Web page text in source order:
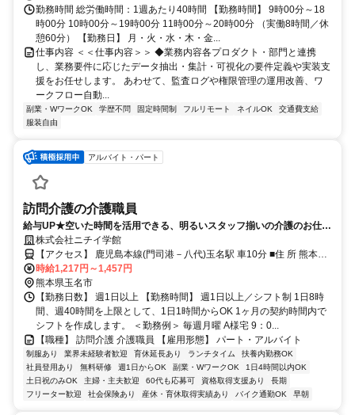
勤務時間 総労働時間：1週あたり40時間 【勤務時間】 9時00分～18
時00分 10時00分～19時00分 11時00分～20時00分 （実働8時間／休
憩60分） 【勤務日】 月・火・水・木・金...
仕事内容 ＜＜仕事内容＞＞ ◆業務内容各プロダクト・部門と連携
し、業務要件に応じたデータ抽出・集計・可視化の要件定義や実装支
援をお任せします。 あわせて、監査ログや権限管理の運用改善、ワ
ークフロー自動...
副業・WワークOK 学歴不問 固定時間制 フルリモート ネイルOK
交通費支給
服装自由
アルバイト・パート
訪問介護の介護職員
給与UP★空いた時間を活用できる、明るいスタッフ揃いの介護のお仕
事！まずは週1から、短時間でも大丈夫です。主婦・主夫、中高年の介
護スタッフも活躍中！資格はあるけど未経験の方、ブランクのある方、
ぜひあなたの力を活かしてください!!
株式会社ニチイ学館
【アクセス】 鹿児島本線(門司港－八代)玉名駅 車10分 ■住 所 熊本県
玉名市 滑石2621番1 ■アクセス 鹿児島本線(門司港－八代)玉名駅 車
10分
時給1,217円～1,457円
熊本県玉名市
【勤務日数】 週1日以上 【勤務時間】 週1日以上／シフト制 1日8時
間、週40時間を上限として、1日1時間からOK 1ヶ月の契約時間内で
シフトを作成します。 ＜勤務例＞ 毎週月曜 A様宅 9：0...
【職種】 訪問介護 介護職員 【雇用形態】 パート・アルバイト
制服あり 業界未経験者歓迎 育休延長あり ランチタイム
扶養内勤務OK
社員登用あり
無料研修 週1日からOK 副業・WワークOK
1日4時間以内OK
土日祝のみOK
主婦・主夫歓迎 60代も応募可 資格取得支援あり
長期
フリーター歓迎
社会保険あり 産休・育休取得実績あり バイク通勤OK 早朝